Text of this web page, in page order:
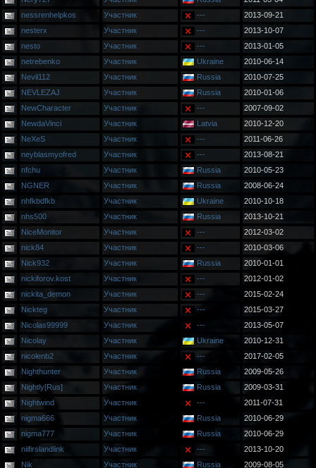
nessrenhelpkos
Участник ---
2013-09-21
nesterx
Участник ---
2013-10-07
nesto
Участник ---
2013-01-05
netrebenko
Участник Ukraine
2010-06-14
Nevil112
Участник Russia
2010-07-25
NEVLEZAJ
Участник Russia
2010-01-06
NewCharacter
Участник ---
2007-09-02
NewdaVinci
Участник Latvia
2010-12-20
NeXeS
Участник ---
2011-06-26
neyblasmyofred
Участник ---
2013-08-21
nfchu
Участник Russia
2010-05-23
NGNER
Участник Russia
2008-06-24
nhfkbdfkb
Участник Ukraine
2010-10-18
nhs500
Участник Russia
2013-10-21
NiceMonitor
Участник ---
2012-03-02
nick84
Участник ---
2010-03-06
Nick932
Участник Russia
2010-01-01
nickiforov.kost
Участник ---
2012-01-02
nickita_demon
Участник ---
2015-02-24
Nickteg
Участник ---
2015-03-27
Nicolas99999
Участник ---
2013-05-07
Nicolay
Участник Ukraine
2010-12-31
nicolenb2
Участник ---
2017-02-05
Nighthunter
Участник Russia
2009-05-26
Nightly[Rus]
Участник Russia
2009-03-31
Nightwind
Участник ---
2011-07-31
nigma666
Участник Russia
2010-06-29
nigma777
Участник Russia
2010-06-29
niifirslandlink
Участник ---
2013-10-20
Nik
Участник Russia
2009-08-05